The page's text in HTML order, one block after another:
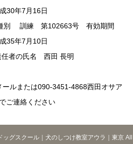
30年7月16日
種別 訓練 第102663号 有効期間
35年7月10日
任者の氏名 西田 長明
ールまたは090-3451-4868西田オサア
ご連絡ください
グスクール｜犬のしつけ教室アウラ｜東京 All